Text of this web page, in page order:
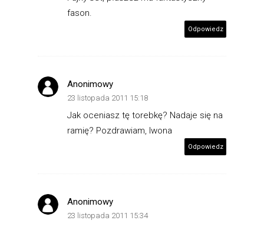
fason.
Odpowiedz
Anonimowy
23 listopada 2011 15:18
Jak oceniasz tę torebkę? Nadaje się na
ramię? Pozdrawiam, Iwona
Odpowiedz
Anonimowy
23 listopada 2011 15:34